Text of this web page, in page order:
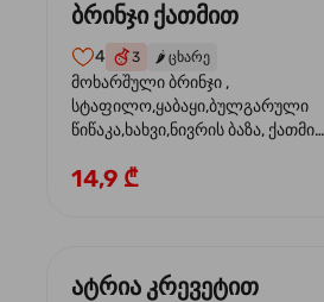
ბრინჯი ქათმით
4 3 🌶️ ცხარე
მოხარშული ბრინჯი ,
სტაფილო,ყაბაყი,ბულგარული
წიწაკა,ხახვი,ნივრის ბაზა, ქათმის
სოუსი,მწვანე ხახვი,სეზამის
14,9 ₾
ატრია კრევეტით